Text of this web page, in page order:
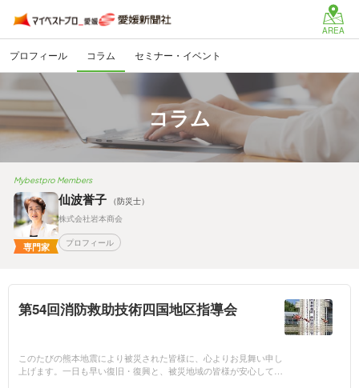
AREA
プロフィール コラム セミナー・イベント
コラム
Mybestpro Members
専門家
仙波誉子
（防災士）
株式会社岩本商会
プロフィール
第54回消防救助技術四国地区指導会
このたびの熊本地震により被災された皆様に、心よりお見舞い申し
上げます。一日も早い復旧・復興と、被災地域の皆様が安心して日